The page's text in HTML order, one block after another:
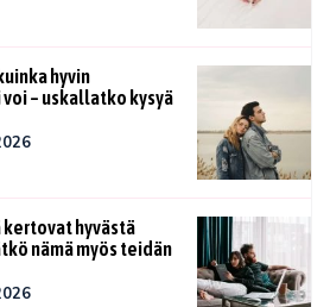
hyvin
– uskallatko kysyä
kertovat hyvästä
nämä myös teidän